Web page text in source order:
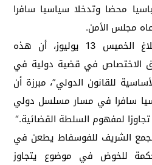
محضا وتدخلا سياسيا سافرا
مجلس الأمن.
وأوضحت المجموعة في بلاغ الخميس 13 يوليوز، أن هذه
الاختصاص في قضية دولية في
للقانون الدولي”، مبرزة أن
سافرا في مسار مسلسل دولي
لمفهوم السلطة القضائية“.
الشريف للفوسفاط يطعن في
للخوض في موضوع يتجاوز